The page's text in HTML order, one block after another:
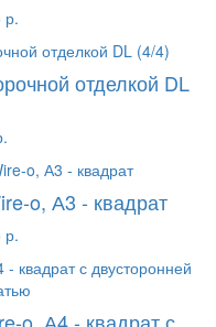
р.
отделкой DL
o, А3 - квадрат
р.